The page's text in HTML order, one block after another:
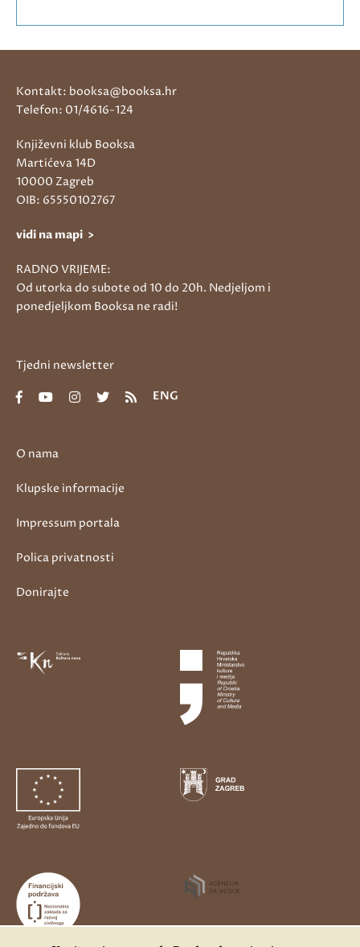
O nama
Klupske informacije
Impressum portala
Polica privatnosti
Donirajte
Kontakt: booksa@booksa.hr
Telefon: 01/4616-124
Književni klub Booksa
Martićeva 14D
10000 Zagreb
OIB: 65550102767
vidi na mapi >
RADNO VRIJEME:
Od utorka do subote od 10 do 20h. Nedjeljom i
ponedjeljkom Booksa ne radi!
Tjedni newsletter
ENG